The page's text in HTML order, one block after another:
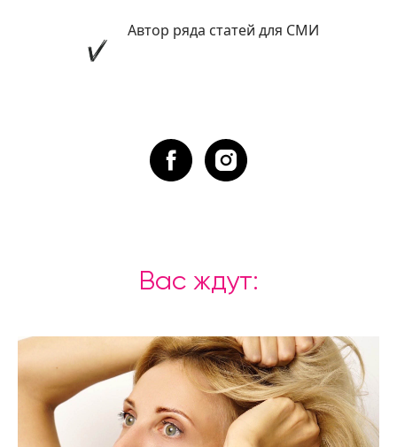
Автор ряда статей для СМИ
Вас ждут: